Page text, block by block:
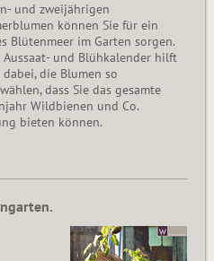
und zweijährigen
können Sie für ein
Blütenmeer im Garten sorgen.
Aussaat- und Blühkalender hilft
dabei, die Blumen so
dass Sie das gesamte
Wildbienen und Co.
bieten können.